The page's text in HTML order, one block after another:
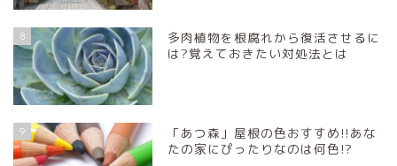
8
多肉植物を根腐れから復活させるに
は?覚えておきたい対処法とは
9
「あつ森」屋根の色おすすめ!!あな
たの家にぴったりなのは何色!?